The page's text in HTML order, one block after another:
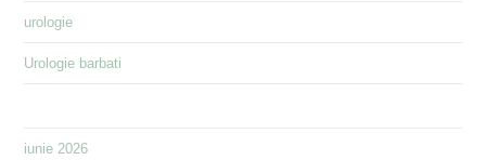
urologie
Urologie barbati
iunie 2026